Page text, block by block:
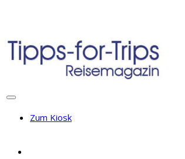
Zum Kiosk